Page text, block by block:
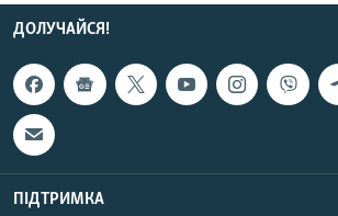
ДОЛУЧАЙСЯ!
ПІДТРИМКА